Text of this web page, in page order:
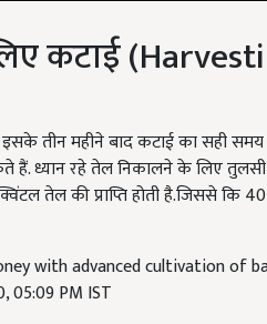
कटाई
तीन महीने बाद कटाई का सही
ध्यान रहे तेल निकालने के लिए तुलसी
तेल की प्राप्ति होती है.जिससे कि
05:09 PM IST